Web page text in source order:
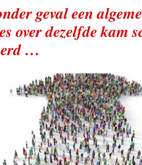
geval een
over dezelfde kam
…